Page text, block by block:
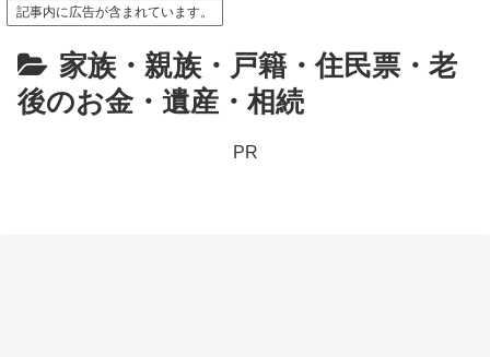
記事内に広告が含まれています。
家族・親族・戸籍・住民票・老
後のお金・遺産・相続
PR